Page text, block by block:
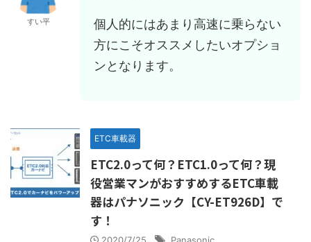
すい平
個人的にはあまり高速に乗らない
方にこそオススメしたいオプショ
ンとなります。
ETC車載器
ETC2.0って何？ETC1.0って何？現
役営業マンがおすすめするETC車載
器はパナソニック【CY-ET926D】で
す！